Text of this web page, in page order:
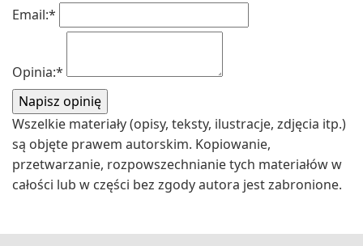
Email:*
Opinia:*
Wszelkie materiały (opisy, teksty, ilustracje, zdjęcia itp.)
są objęte prawem autorskim. Kopiowanie,
przetwarzanie, rozpowszechnianie tych materiałów w
całości lub w części bez zgody autora jest zabronione.